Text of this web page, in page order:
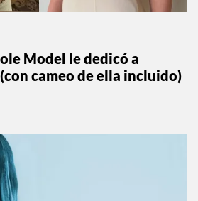
Model le dedicó a
cameo de ella incluido)